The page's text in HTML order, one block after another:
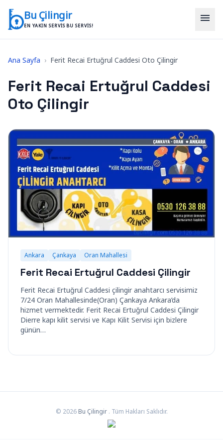
Bu Çilingir
EN YAKIN SERVIS BU SERVIS!
menu
Ana Sayfa › Ferit Recai Ertuğrul Caddesi Oto Çilingir
Ferit Recai Ertuğrul Caddesi
Oto Çilingir
Ankara Çankaya Oran Mahallesi
Ferit Recai Ertuğrul Caddesi Çilingir
Ferit Recai Ertuğrul Caddesi çilingir anahtarcı servisimiz
7/24 Oran Mahallesinde(Oran) Çankaya Ankara’da
hizmet vermektedir. Ferit Recai Ertuğrul Caddesi Çilingir
Dierre kapı kilit servisi ve Kapı Kilit Servisi için bizlere
günün…
© 2026 Bu Çilingir . Tüm Hakları Saklıdır.